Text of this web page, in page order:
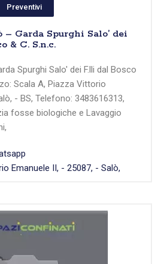
Preventivi
Garda Spurghi Salo’ dei
& C. S.n.c.
Spurghi Salo' dei F.lli dal Bosco
Scala A, Piazza Vittorio
- BS, Telefono: 3483616313,
fosse biologiche e Lavaggio
Emanuele II, - 25087, - Salò,